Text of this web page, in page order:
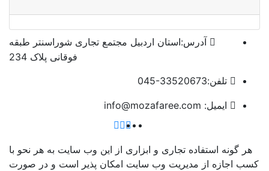
آدرس:استان اردبیل مجتمع تجاری شوراسنتر طبقه
فوقانی پلاک 234
تلفن:045-33520673
ایمیل:
هر گونه استفاده تجاری و ابزاری از این وب سایت به هر نحو با
کسب اجازه از مدیریت وب سایت امکان پذیر است و در صورت